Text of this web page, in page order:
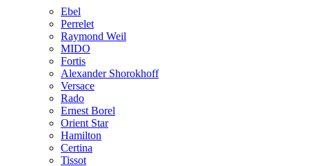
Ebel
Perrelet
Raymond Weil
MIDO
Fortis
Alexander Shorokhoff
Versace
Rado
Ernest Borel
Orient Star
Hamilton
Certina
Tissot